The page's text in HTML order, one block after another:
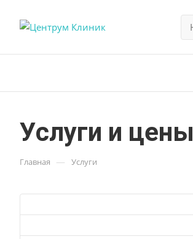
Услуги и цены
Главная — Услуги